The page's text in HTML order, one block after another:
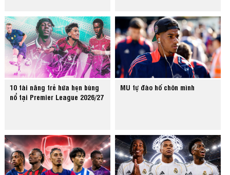
10 tài năng trẻ hứa hẹn bùng
nổ tại Premier League 2026/27
MU tự đào hố chôn mình